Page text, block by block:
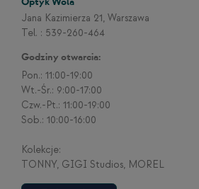
Optyk Wola
Jana Kazimierza 21, Warszawa
Tel. : 539-260-464
Godziny otwarcia:
Pon.: 11:00-19:00
Wt.-Śr.: 9:00-17:00
Czw.-Pt.: 11:00-19:00
Sob.: 10:00-16:00
Kolekcje:
TONNY, GIGI Studios, MOREL